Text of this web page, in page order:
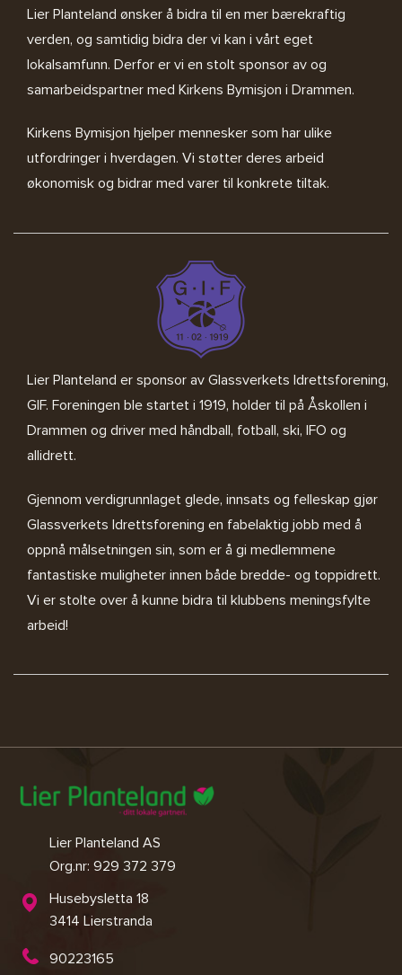
Lier Planteland ønsker å bidra til en mer bærekraftig
verden, og samtidig bidra der vi kan i vårt eget
lokalsamfunn. Derfor er vi en stolt sponsor av og
samarbeidspartner med Kirkens Bymisjon i Drammen.
Kirkens Bymisjon hjelper mennesker som har ulike
utfordringer i hverdagen. Vi støtter deres arbeid
økonomisk og bidrar med varer til konkrete tiltak.
Lier Planteland er sponsor av Glassverkets Idrettsforening,
GIF. Foreningen ble startet i 1919, holder til på Åskollen i
Drammen og driver med håndball, fotball, ski, IFO og
allidrett.
Gjennom verdigrunnlaget glede, innsats og felleskap gjør
Glassverkets Idrettsforening en fabelaktig jobb med å
oppnå målsetningen sin, som er å gi medlemmene
fantastiske muligheter innen både bredde- og toppidrett.
Vi er stolte over å kunne bidra til klubbens meningsfylte
arbeid!
Lier Planteland AS
Org.nr: 929 372 379
Husebysletta 18
3414 Lierstranda
90223165